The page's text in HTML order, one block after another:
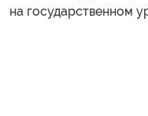
на государственном